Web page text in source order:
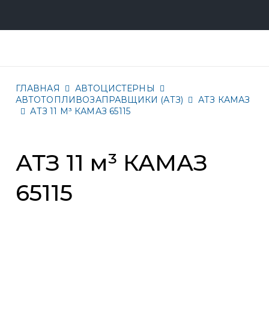
ГЛАВНАЯ
АВТОЦИСТЕРНЫ
АВТОТОПЛИВОЗАПРАВЩИКИ (АТЗ)
АТЗ КАМАЗ
АТЗ 11 М³ КАМАЗ 65115
АТЗ 11 м³ КАМАЗ
65115